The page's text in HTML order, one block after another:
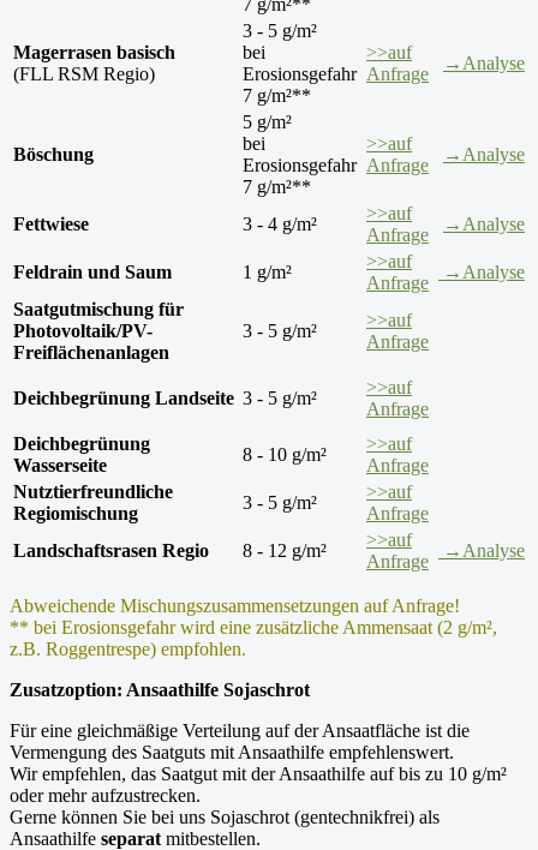
Magerrasen basisch
(FLL RSM Regio)
3 - 5 g/m²
bei
Erosionsgefahr
7 g/m²**
>>auf
Anfrage
→Analyse
Böschung
5 g/m²
bei
Erosionsgefahr
7 g/m²**
>>auf
Anfrage
→Analyse
Fettwiese 3 - 4 g/m²
>>auf
Anfrage
→Analyse
Feldrain und Saum 1 g/m²
>>auf
Anfrage
→Analyse
Saatgutmischung für
Photovoltaik/PV-
Freiflächenanlagen
3 - 5 g/m²
>>auf
Anfrage
Deichbegrünung Landseite 3 - 5 g/m²
>>auf
Anfrage
Deichbegrünung
Wasserseite
8 - 10 g/m²
>>auf
Anfrage
Nutztierfreundliche
Regiomischung
3 - 5 g/m²
>>auf
Anfrage
Landschaftsrasen Regio
8 - 12 g/m²
>>auf
Anfrage
→Analyse
Abweichende Mischungszusammensetzungen auf Anfrage!
** bei Erosionsgefahr wird eine zusätzliche Ammensaat (2 g/m²,
z.B. Roggentrespe) empfohlen.
Zusatzoption: Ansaathilfe Sojaschrot
Für eine gleichmäßige Verteilung auf der Ansaatfläche ist die
Vermengung des Saatguts mit Ansaathilfe empfehlenswert.
Wir empfehlen, das Saatgut mit der Ansaathilfe auf bis zu 10 g/m²
oder mehr aufzustrecken.
Gerne können Sie bei uns Sojaschrot (gentechnikfrei) als
Ansaathilfe separat mitbestellen.